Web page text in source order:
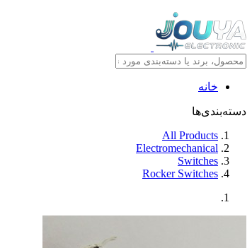
خانه
دسته‌بندی‌ها
All Products
Electromechanical
Switches
Rocker Switches